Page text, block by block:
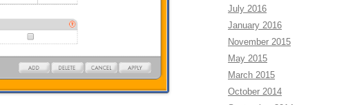
July 2016
January 2016
November 2015
May 2015
March 2015
October 2014